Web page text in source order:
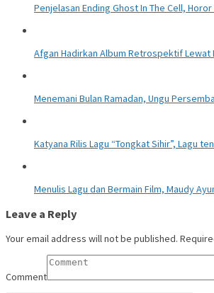
Penjelasan Ending Ghost In The Cell,
Afgan Hadirkan Album Retrospektif Lewat
Menemani Bulan Ramadan, Ungu
Katyana Rilis Lagu “Tongkat Sihir”, Lagu
Menulis Lagu dan Bermain Film, Maudy
Leave a Reply
Your email address will not be published.
Comment